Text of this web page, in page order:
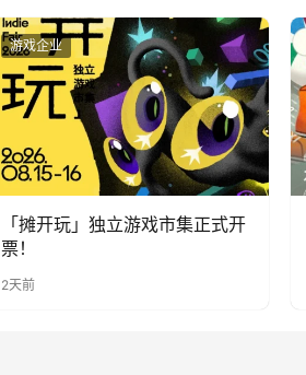
游戏企业
「摊开玩」独立游戏市集正式开
票！
2天前